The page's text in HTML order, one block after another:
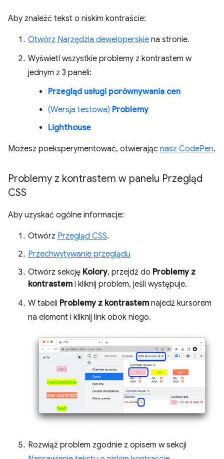
Aby znaleźć tekst o niskim kontraście:
Otwórz Narzędzia deweloperskie na stronie.
Wyświetl wszystkie problemy z kontrastem w
jednym z 3 paneli:
Przegląd usługi porównywania cen
(Wersja testowa) Problemy
Lighthouse
Możesz poeksperymentować, otwierając nasz CodePen.
Problemy z kontrastem w panelu Przegląd
CSS
Aby uzyskać ogólne informacje:
Otwórz Przegląd CSS.
Przechwytywanie przeglądu
Otwórz sekcję Kolory, przejdź do Problemy z
kontrastem i kliknij problem, jeśli występuje.
W tabeli Problemy z kontrastem najedź kursorem
na element i kliknij link obok niego.
Rozwiąż problem zgodnie z opisem w sekcji